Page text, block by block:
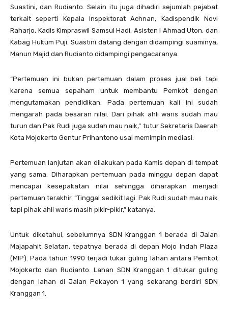
Suastini, dan Rudianto. Selain itu juga dihadiri sejumlah pejabat
terkait seperti Kepala Inspektorat Achnan, Kadispendik Novi
Raharjo, Kadis Kimpraswil Samsul Hadi, Asisten I Ahmad Uton, dan
Kabag Hukum Puji. Suastini datang dengan didampingi suaminya,
Manun Majid dan Rudianto didampingi pengacaranya.
“Pertemuan ini bukan pertemuan dalam proses jual beli tapi
karena semua sepaham untuk membantu Pemkot dengan
mengutamakan pendidikan. Pada pertemuan kali ini sudah
mengarah pada besaran nilai. Dari pihak ahli waris sudah mau
turun dan Pak Rudi juga sudah mau naik,” tutur Sekretaris Daerah
Kota Mojokerto Gentur Prihantono usai memimpin mediasi.
Pertemuan lanjutan akan dilakukan pada Kamis depan di tempat
yang sama. Diharapkan pertemuan pada minggu depan dapat
mencapai kesepakatan nilai sehingga diharapkan menjadi
pertemuan terakhir. “Tinggal sedikit lagi. Pak Rudi sudah mau naik
tapi pihak ahli waris masih pikir-pikir,” katanya.
Untuk diketahui, sebelumnya SDN Kranggan 1 berada di Jalan
Majapahit Selatan, tepatnya berada di depan Mojo Indah Plaza
(MIP). Pada tahun 1990 terjadi tukar guling lahan antara Pemkot
Mojokerto dan Rudianto. Lahan SDN Kranggan 1 ditukar guling
dengan lahan di Jalan Pekayon 1 yang sekarang berdiri SDN
Kranggan 1.